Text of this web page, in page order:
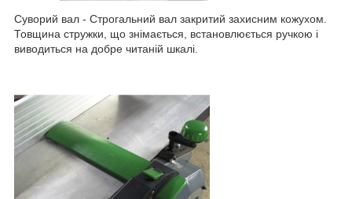
Суворий вал - Строгальний вал закритий захисним кожухом.
Товщина стружки, що знімається, встановлюється ручкою і
виводиться на добре читаній шкалі.